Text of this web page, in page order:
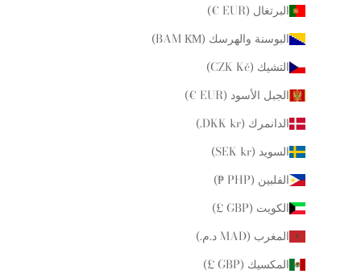
البرتغال (EUR €)
البوسنة والهرسك (BAM КМ)
التشيك (CZK Kč)
الجبل الأسود (EUR €)
الدانمرك (DKK kr.)
السويد (SEK kr)
الفلبين (PHP ₱)
الكويت (GBP £)
المغرب (MAD د.م.)
المكسيك (GBP £)